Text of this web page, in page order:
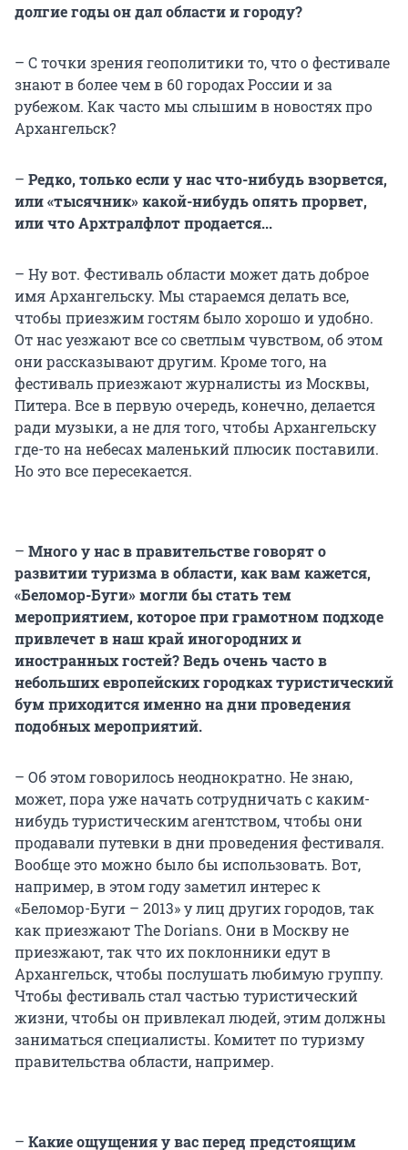
долгие годы он дал области и городу?
– С точки зрения геополитики то, что о фестивале
знают в более чем в 60 городах России и за
рубежом. Как часто мы слышим в новостях про
Архангельск?
– Редко, только если у нас что-нибудь взорвется,
или «тысячник» какой-нибудь опять прорвет,
или что Архтралфлот продается...
– Ну вот. Фестиваль области может дать доброе
имя Архангельску. Мы стараемся делать все,
чтобы приезжим гостям было хорошо и удобно.
От нас уезжают все со светлым чувством, об этом
они рассказывают другим. Кроме того, на
фестиваль приезжают журналисты из Москвы,
Питера. Все в первую очередь, конечно, делается
ради музыки, а не для того, чтобы Архангельску
где-то на небесах маленький плюсик поставили.
Но это все пересекается.
– Много у нас в правительстве говорят о
развитии туризма в области, как вам кажется,
«Беломор-Буги» могли бы стать тем
мероприятием, которое при грамотном подходе
привлечет в наш край иногородних и
иностранных гостей? Ведь очень часто в
небольших европейских городках туристический
бум приходится именно на дни проведения
подобных мероприятий.
– Об этом говорилось неоднократно. Не знаю,
может, пора уже начать сотрудничать с каким-
нибудь туристическим агентством, чтобы они
продавали путевки в дни проведения фестиваля.
Вообще это можно было бы использовать. Вот,
например, в этом году заметил интерес к
«Беломор-Буги – 2013» у лиц других городов, так
как приезжают The Dorians. Они в Москву не
приезжают, так что их поклонники едут в
Архангельск, чтобы послушать любимую группу.
Чтобы фестиваль стал частью туристический
жизни, чтобы он привлекал людей, этим должны
заниматься специалисты. Комитет по туризму
правительства области, например.
– Какие ощущения у вас перед предстоящим